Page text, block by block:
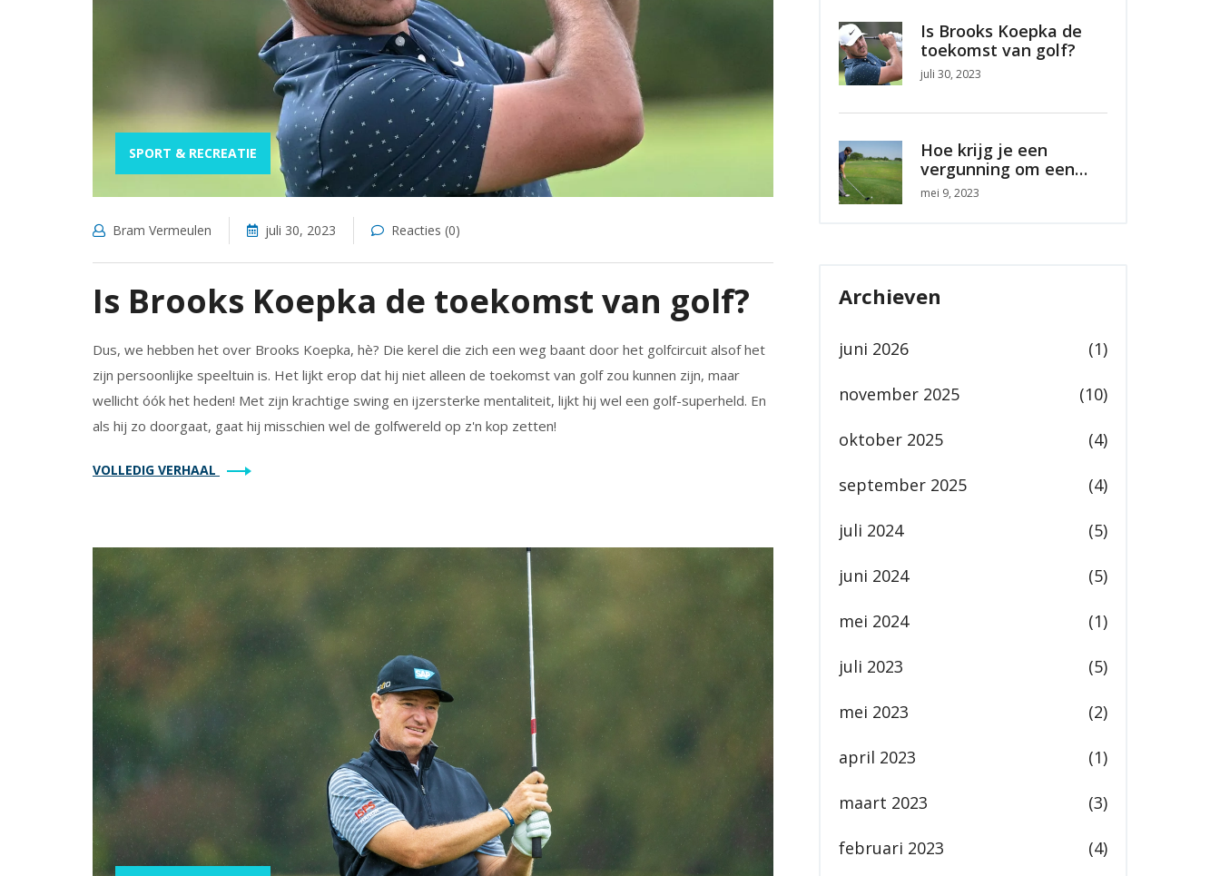
SPORT & RECREATIE
Bram Vermeulen juli 30, 2023 Reacties (0)
Is Brooks Koepka de toekomst van golf?
Dus, we hebben het over Brooks Koepka, hè? Die kerel die zich een weg baant door het golfcircuit alsof het
zijn persoonlijke speeltuin is. Het lijkt erop dat hij niet alleen de toekomst van golf zou kunnen zijn, maar
wellicht óók het heden! Met zijn krachtige swing en ijzersterke mentaliteit, lijkt hij wel een golf-superheld. En
als hij zo doorgaat, gaat hij misschien wel de golfwereld op z'n kop zetten!
VOLLEDIG VERHAAL
Is Brooks Koepka de
toekomst van golf?
juli 30, 2023
Hoe krijg je een
vergunning om een
golfkarretje te
mei 9, 2023
Archieven
juni 2026 (1)
november 2025 (10)
oktober 2025 (4)
september 2025 (4)
juli 2024 (5)
juni 2024 (5)
mei 2024 (1)
juli 2023 (5)
mei 2023 (2)
april 2023 (1)
maart 2023 (3)
februari 2023 (4)